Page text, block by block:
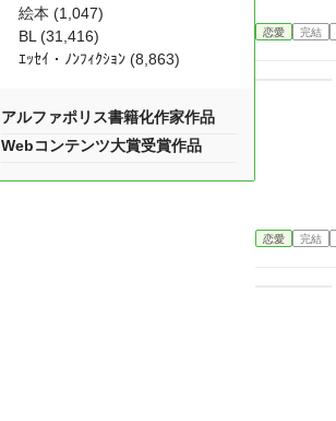
恋愛 完結
恋愛 完結
絵本 (1,047)
BL (31,416)
ｴｯｾｲ・ﾉﾝﾌｨｸｼｮﾝ (8,863)
アルファポリス書籍化作家作品
Webコンテンツ大賞受賞作品